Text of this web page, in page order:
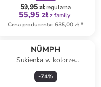
59,95 złregularna
55,95 zł z family
Cena producenta: 635,00 zł*
NÜMPH
Sukienka w kolorze
fioletowym
-74%